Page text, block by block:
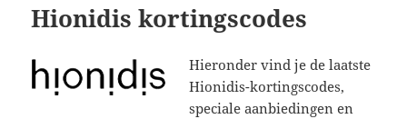
Hionidis kortingscodes
Hieronder vind je de laatste
Hionidis-kortingscodes,
speciale aanbiedingen en